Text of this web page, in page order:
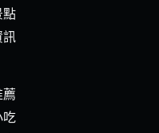
點
訊
薦
吃